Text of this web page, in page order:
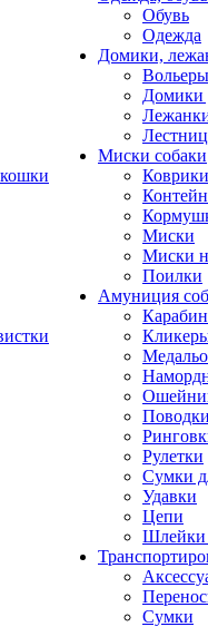
Обувь
Одежда
Домики,
Домики
Миски собаки
Миски
Миски
Поилки
Амуниция
Рулетки
Сумки
Удавки
Цепи
Шлейки
Сумки